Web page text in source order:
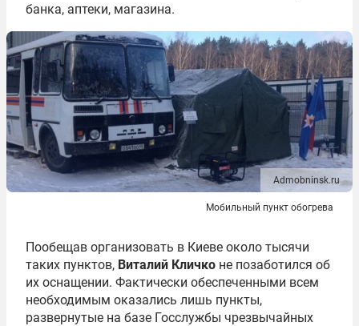
банка, аптеки, магазина.
Admobninsk.ru
Мобильный пункт обогрева
Пообещав организовать в Киеве около тысячи
таких пунктов, Виталий Кличко не позаботился об
их оснащении. Фактически обеспеченными всем
необходимым оказались лишь пункты,
развернутые на базе Госслужбы чрезвычайных